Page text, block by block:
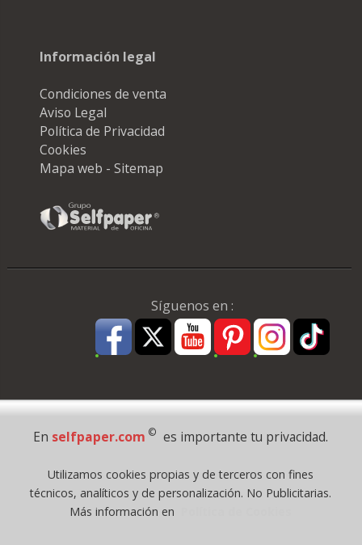
Información legal
Condiciones de venta
Aviso Legal
Política de Privacidad
Cookies
Mapa web - Sitemap
Síguenos en :
Pago Seguro
Todos los derechos reservados
©selfpaper.com, y las webs de ©gruposelfpaper.org están gestionadas, y
En selfpaper.com © es importante tu privacidad.
Utilizamos cookies propias y de terceros con fines
técnicos, analíticos y de personalización. No Publicitarias.
Más información en